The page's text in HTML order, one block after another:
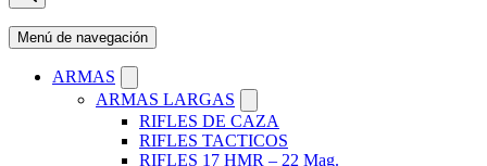
Menú de navegación
ARMAS
ARMAS LARGAS
RIFLES DE CAZA
RIFLES TACTICOS
RIFLES 17 HMR – 22 Mag.